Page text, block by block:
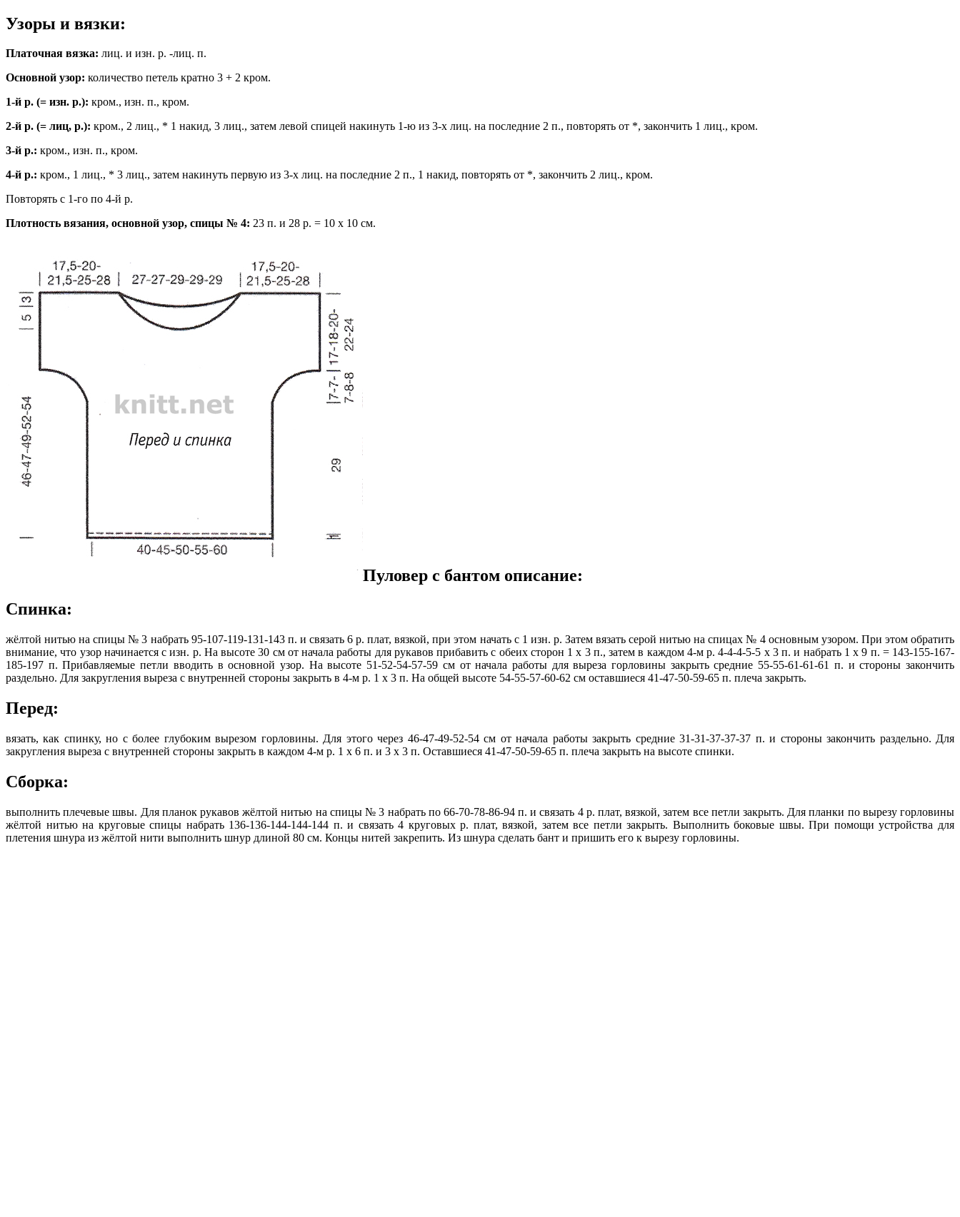
Узоры и вязки:
Платочная вязка: лиц. и изн. р. -лиц. п.
Основной узор: количество петель кратно 3 + 2 кром.
1-й р. (= изн. р.): кром., изн. п., кром.
2-й р. (= лиц, р.): кром., 2 лиц., * 1 накид, 3 лиц., затем левой спицей накинуть 1-ю из 3-х лиц. на последние 2 п., повторять от *, закончить 1 лиц., кром.
3-й р.: кром., изн. п., кром.
4-й р.: кром., 1 лиц., * 3 лиц., затем накинуть первую из 3-х лиц. на последние 2 п., 1 накид, повторять от *, закончить 2 лиц., кром.
Повторять с 1-го по 4-й р.
Плотность вязания, основной узор, спицы № 4: 23 п. и 28 р. = 10 х 10 см.
Пуловер с бантом описание:
Спинка:
жёлтой нитью на спицы № 3 набрать 95-107-119-131-143 п. и связать 6 р. плат, вязкой, при этом начать с 1 изн. р. Затем вязать серой нитью на спицах № 4 основным узором. При этом обратить
внимание, что узор начинается с изн. р. На высоте 30 см от начала работы для рукавов прибавить с обеих сторон 1 х 3 п., затем в каждом 4-м р. 4-4-4-5-5 х 3 п. и набрать 1 х 9 п. = 143-155-167-
185-197 п. Прибавляемые петли вводить в основной узор. На высоте 51-52-54-57-59 см от начала работы для выреза горловины закрыть средние 55-55-61-61-61 п. и стороны закончить
раздельно. Для закругления выреза с внутренней стороны закрыть в 4-м р. 1 х 3 п. На общей высоте 54-55-57-60-62 см оставшиеся 41-47-50-59-65 п. плеча закрыть.
Перед:
вязать, как спинку, но с более глубоким вырезом горловины. Для этого через 46-47-49-52-54 cм от начала работы закрыть средние 31-31-37-37-37 п. и стороны закончить раздельно. Для
закругления выреза с внутренней стороны закрыть в каждом 4-м р. 1 х 6 п. и 3 х 3 п. Оставшиеся 41-47-50-59-65 п. плеча закрыть на высоте спинки.
Сборка:
выполнить плечевые швы. Для планок рукавов жёлтой нитью на спицы № 3 набрать по 66-70-78-86-94 п. и связать 4 р. плат, вязкой, затем все петли закрыть. Для планки по вырезу горловины
жёлтой нитью на круговые спицы набрать 136-136-144-144-144 п. и связать 4 круговых р. плат, вязкой, затем все петли закрыть. Выполнить боковые швы. При помощи устройства для
плетения шнура из жёлтой нити выполнить шнур длиной 80 см. Концы нитей закрепить. Из шнура сделать бант и пришить его к вырезу горловины.